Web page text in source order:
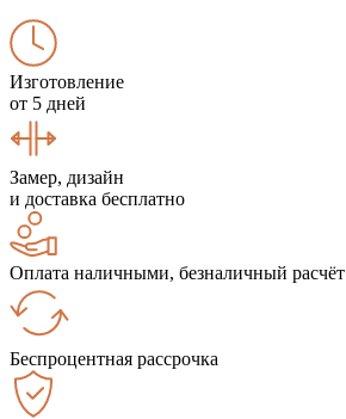
Изготовление
от 5 дней
Замер, дизайн
и доставка бесплатно
Оплата наличными, безналичный расчёт
Беспроцентная рассрочка